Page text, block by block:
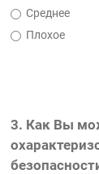
Среднее
Плохое
3. Как Вы